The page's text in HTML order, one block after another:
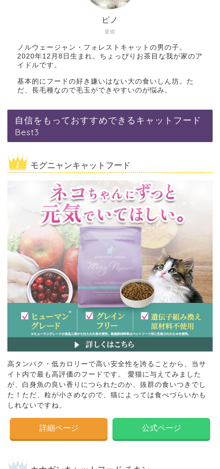
愛猫
ピノ
ノルウェージャン・フォレストキャットの男の子。
2020年12月8日生まれ。ちょっぴりお茶目な我が家のア
イドルです。
基本的にフードの好き嫌いはない大の食いしん坊。た
だ、長毛種なので毛玉ができやすいのが悩み。
自信をもっておすすめできるキャットフード
Best3
モグニャンキャットフード
高タンパク・低カロリーで高い安全性を誇ることから、当サ
イト内で最も高評価のフードです。 愛猫に与えてみました
が、白身魚の良い香りにつられたのか、抜群の食いつきでし
た！ただ、粒が小さめなので、猫によっては食べづらいかも
しれないですね。
詳細ページ 公式ページ